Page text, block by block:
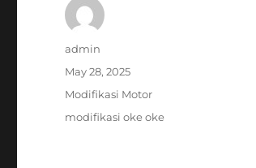
Author
admin
Posted
May 28, 2025
Categories
Modifikasi Motor
Tags
modifikasi oke oke